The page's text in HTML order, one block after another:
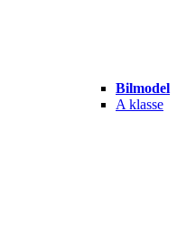
Bilmodel
A klasse